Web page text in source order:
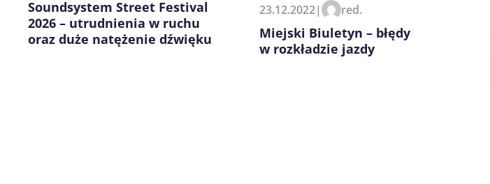
Soundsystem Street Festival
2026 – utrudnienia w ruchu
oraz duże natężenie dźwięku
23.12.2022| red.
Miejski Biuletyn – błędy
w rozkładzie jazdy